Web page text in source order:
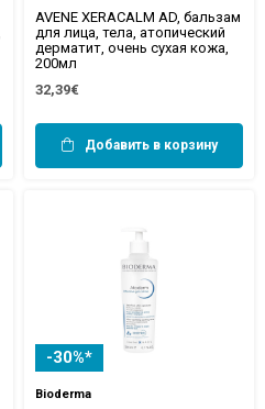
AVENE XERACALM AD, бальзам
для лица, тела, атопический
дерматит, очень сухая кожа,
200мл
32,39€
Добавить в корзину
-30%*
Bioderma